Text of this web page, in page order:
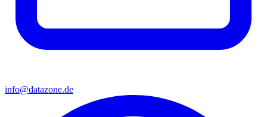
info@datazone.de